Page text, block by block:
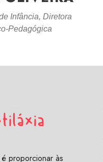
Infância, Diretora
Pedagógica
proporcionar às